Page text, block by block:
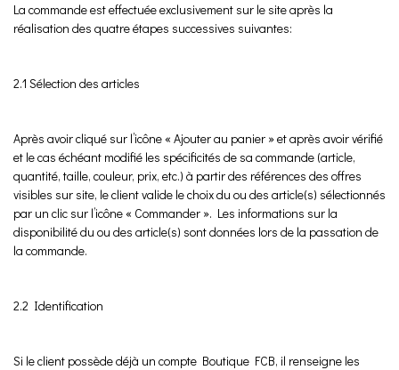
La commande est effectuée exclusivement sur le site après la
réalisation des quatre étapes successives suivantes:
2.1 Sélection des articles
Après avoir cliqué sur l’icône « Ajouter au panier » et après avoir vérifié
et le cas échéant modifié les spécificités de sa commande (article,
quantité, taille, couleur, prix, etc.) à partir des références des offres
visibles sur site, le client valide le choix du ou des article(s) sélectionnés
par un clic sur l’icône « Commander ». Les informations sur la
disponibilité du ou des article(s) sont données lors de la passation de
la commande.
2.2 Identification
Si le client possède déjà un compte Boutique FCB, il renseigne les